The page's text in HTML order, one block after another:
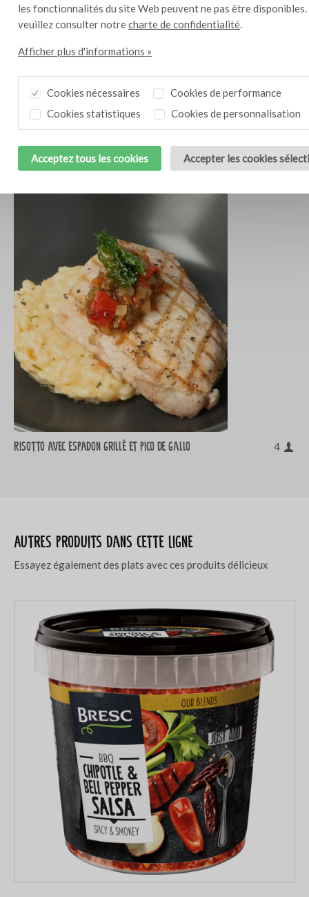
les fonctionnalités du site Web peuvent ne pas être
veuillez consulter notrecharte de confidentialité.
Afficher plus d'informations »
Cookies nécessaires
Cookies de performance
Cookies statistiques
Cookies de personnalisation
Acceptez tous les cookies Accepter les cookies
Frites avec garniture à la mexicaine 1
Risotto avec espadon grillé et pico de gallo 4
Autres produits dans cette ligne
Essayez également des plats avec ces produits délicieux